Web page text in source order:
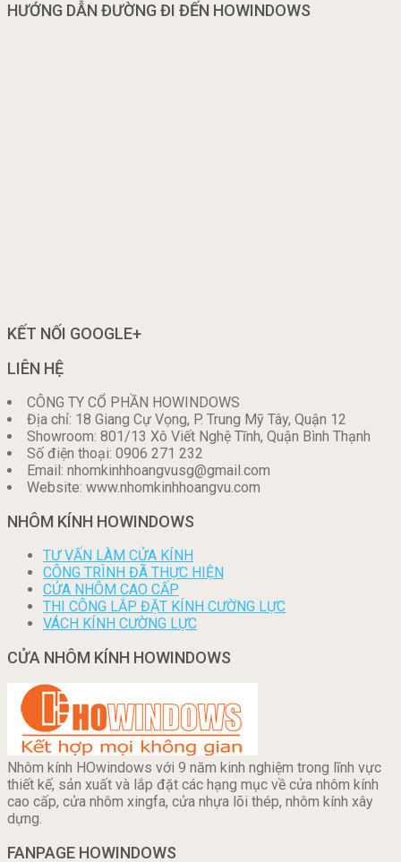
HƯỚNG DẪN ĐƯỜNG ĐI ĐẾN HOWINDOWS
KẾT NỐI GOOGLE+
LIÊN HỆ
CÔNG TY CỔ PHẦN HOWINDOWS
Địa chỉ: 18 Giang Cự Vọng, P. Trung Mỹ Tây, Quận 12
Showroom: 801/13 Xô Viết Nghệ Tĩnh, Quận Bình Thạnh
Số điện thoại: 0906 271 232
Email: nhomkinhhoangvusg@gmail.com
Website: www.nhomkinhhoangvu.com
NHÔM KÍNH HOWINDOWS
TƯ VẤN LÀM CỬA KÍNH
CÔNG TRÌNH ĐÃ THỰC HIỆN
CỬA NHÔM CAO CẤP
THI CÔNG LẮP ĐẶT KÍNH CƯỜNG LỰC
VÁCH KÍNH CƯỜNG LỰC
CỬA NHÔM KÍNH HOWINDOWS
Nhôm kính HOwindows với 9 năm kinh nghiệm trong lĩnh vực
thiết kế, sản xuất và lắp đặt các hạng mục về cửa nhôm kính
cao cấp, cửa nhôm xingfa, cửa nhựa lõi thép, nhôm kính xây
dựng.
FANPAGE HOWINDOWS